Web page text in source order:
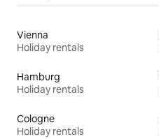
Vienna
Holiday rentals
Hamburg
Holiday rentals
Cologne
Holiday rentals